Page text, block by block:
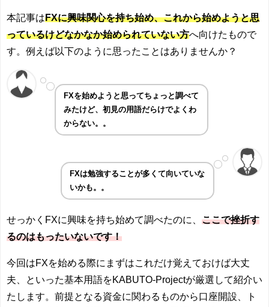
本記事はFXに興味関心を持ち始め、これから始めようと思
っているけどなかなか始められていない方へ向けたもので
す。例えば以下のように思ったことはありませんか？
FXを始めようと思ってちょっと調べて
みたけど、初見の用語だらけでよくわ
からない。。
FXは勉強することが多くて向いていな
いかも。。
せっかくFXに興味を持ち始めて調べたのに、 ここで挫折す
るのはもったいないです！
今回はFXを始める際にまずはこれだけ覚えておけば大丈
夫、といった基本用語をKABUTO-Projectが厳選して紹介い
たします。前提となる資金に関わるものから口座開設、ト